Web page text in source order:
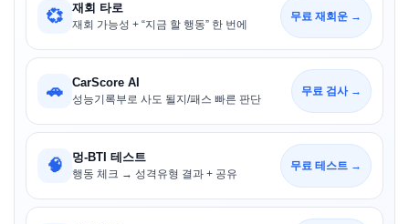
💞 재회 타로
재회 가능성 + “지금 할 행동” 한 번에
무료 재회운 →
🚗 CarScore AI
성능기록부로 사도 될지/패스 빠른 판단
무료 검사 →
🧠 멍-BTI 테스트
행동 체크 → 성격유형 결과 + 공유
무료 테스트 →